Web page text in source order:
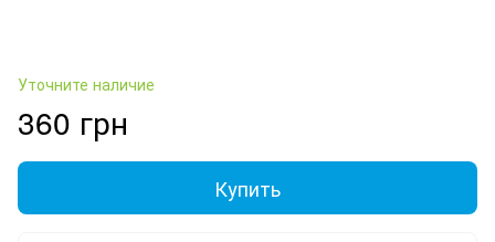
Уточните наличие
360 грн
Купить